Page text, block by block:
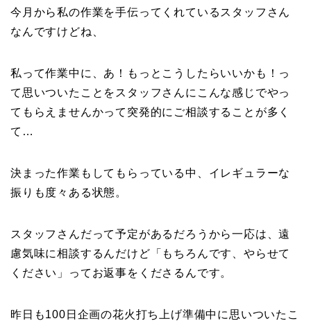
今月から私の作業を手伝ってくれているスタッフさん
なんですけどね、
私って作業中に、あ！もっとこうしたらいいかも！っ
て思いついたことをスタッフさんにこんな感じでやっ
てもらえませんかって突発的にご相談することが多く
て…
決まった作業もしてもらっている中、イレギュラーな
振りも度々ある状態。
スタッフさんだって予定があるだろうから一応は、遠
慮気味に相談するんだけど「もちろんです、やらせて
ください」ってお返事をくださるんです。
昨日も100日企画の花火打ち上げ準備中に思いついたこ